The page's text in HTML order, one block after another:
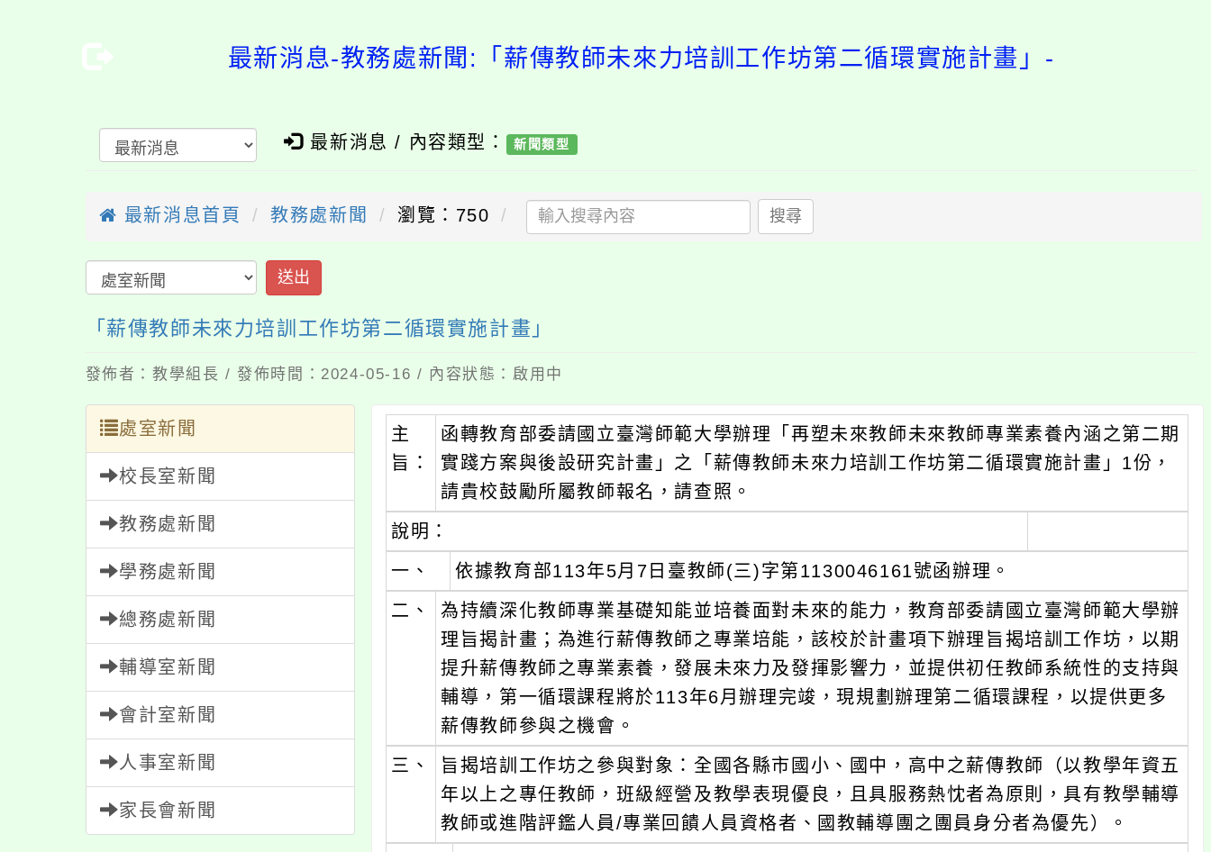
最新消息-教務處新聞:「薪傳教師未來力培訓工作坊第二循環實施計畫」-
最新消息 / 內容類型： 新聞類型
最新消息首頁 教務處新聞 瀏覽：750 搜尋
送出
「薪傳教師未來力培訓工作坊第二循環實施計畫」
發佈者：教學組長 / 發佈時間：2024-05-16 / 內容狀態：啟用中
處室新聞
校長室新聞
教務處新聞
學務處新聞
總務處新聞
輔導室新聞
會計室新聞
人事室新聞
家長會新聞
主
旨：
函轉教育部委請國立臺灣師範大學辦理「再塑未來教師未來教師專業素養內涵之第二期
實踐方案與後設研究計畫」之「薪傳教師未來力培訓工作坊第二循環實施計畫」1份，
請貴校鼓勵所屬教師報名，請查照。
說明：
一、
依據教育部113年5月7日臺教師(三)字第1130046161號函辦理。
二、
為持續深化教師專業基礎知能並培養面對未來的能力，教育部委請國立臺灣師範大學辦
理旨揭計畫；為進行薪傳教師之專業培能，該校於計畫項下辦理旨揭培訓工作坊，以期
提升薪傳教師之專業素養，發展未來力及發揮影響力，並提供初任教師系統性的支持與
輔導，第一循環課程將於113年6月辦理完竣，現規劃辦理第二循環課程，以提供更多
薪傳教師參與之機會。
三、
旨揭培訓工作坊之參與對象：全國各縣市國小、國中，高中之薪傳教師（以教學年資五
年以上之專任教師，班級經營及教學表現優良，且具服務熱忱者為原則，具有教學輔導
教師或進階評鑑人員/專業回饋人員資格者、國教輔導團之團員身分者為優先）。